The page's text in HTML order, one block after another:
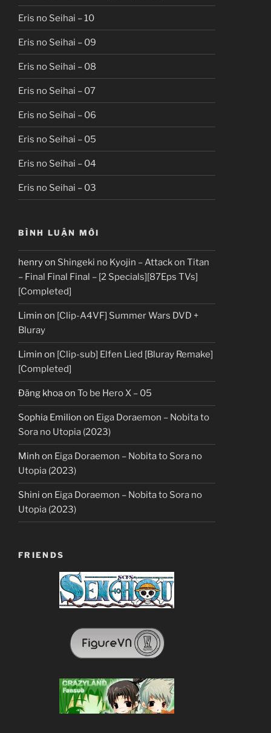
Eris no Seihai – 10
Eris no Seihai – 09
Eris no Seihai – 08
Eris no Seihai – 07
Eris no Seihai – 06
Eris no Seihai – 05
Eris no Seihai – 04
Eris no Seihai – 03
BÌNH LUẬN MỚI
henryon Shingeki no Kyojin – Attack on Titan
– Final Final Final – [2 Specials][87Eps TVs]
[Completed]
Limin on [Clip-A4VF] Summer Wars DVD +
Bluray
Limin on [Clip-sub] Elfen Lied [Bluray Remake]
[Completed]
Đăng khoaon To be Hero X – 05
Sophia Emilion on Eiga Doraemon – Nobita to
Sora no Utopia (2023)
Minh on Eiga Doraemon – Nobita to Sora no
Utopia (2023)
Shini on Eiga Doraemon – Nobita to Sora no
Utopia (2023)
FRIENDS